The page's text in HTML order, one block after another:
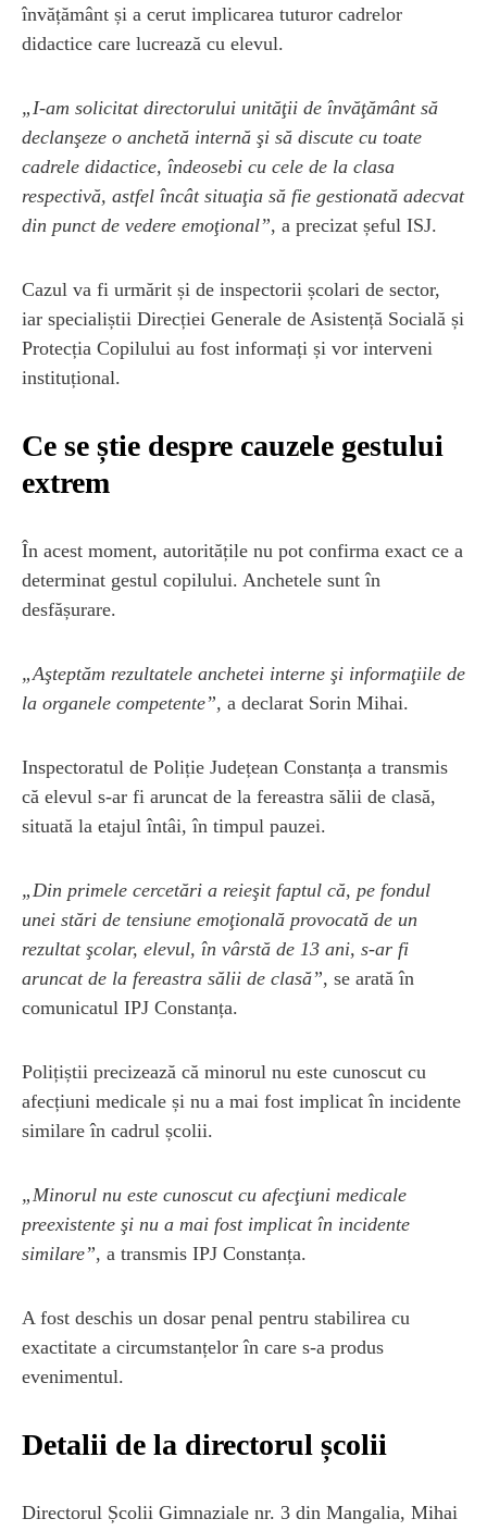
învățământ și a cerut implicarea tuturor cadrelor
didactice care lucrează cu elevul.
„I-am solicitat directorului unităţii de învăţământ să
declanşeze o anchetă internă şi să discute cu toate
cadrele didactice, îndeosebi cu cele de la clasa
respectivă, astfel încât situaţia să fie gestionată adecvat
din punct de vedere emoţional”, a precizat șeful ISJ.
Cazul va fi urmărit și de inspectorii școlari de sector,
iar specialiștii Direcției Generale de Asistență Socială și
Protecția Copilului au fost informați și vor interveni
instituțional.
Ce se știe despre cauzele gestului
extrem
În acest moment, autoritățile nu pot confirma exact ce a
determinat gestul copilului. Anchetele sunt în
desfășurare.
„Aşteptăm rezultatele anchetei interne şi informaţiile de
la organele competente”, a declarat Sorin Mihai.
Inspectoratul de Poliție Județean Constanța a transmis
că elevul s-ar fi aruncat de la fereastra sălii de clasă,
situată la etajul întâi, în timpul pauzei.
„Din primele cercetări a reieşit faptul că, pe fondul
unei stări de tensiune emoţională provocată de un
rezultat şcolar, elevul, în vârstă de 13 ani, s-ar fi
aruncat de la fereastra sălii de clasă”, se arată în
comunicatul IPJ Constanța.
Polițiștii precizează că minorul nu este cunoscut cu
afecțiuni medicale și nu a mai fost implicat în incidente
similare în cadrul școlii.
„Minorul nu este cunoscut cu afecţiuni medicale
preexistente şi nu a mai fost implicat în incidente
similare”, a transmis IPJ Constanța.
A fost deschis un dosar penal pentru stabilirea cu
exactitate a circumstanțelor în care s-a produs
evenimentul.
Detalii de la directorul școlii
Directorul Școlii Gimnaziale nr. 3 din Mangalia, Mihai